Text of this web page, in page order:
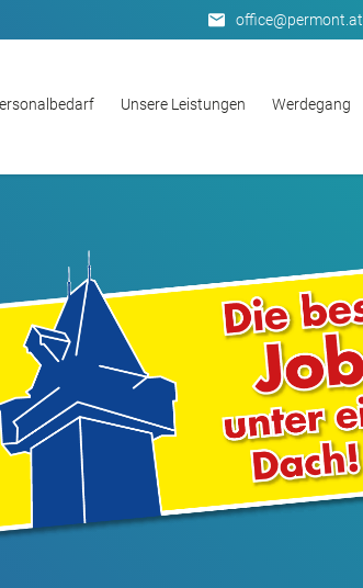
office@permont.at
Unsere Leistungen Werdegang